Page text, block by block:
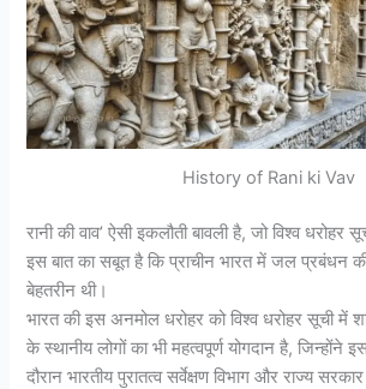
History of Rani ki Vav
रानी की वाव’ ऐसी इकलौती बावली है, जो विश्व धरोहर
इस बात का सबूत है कि प्राचीन भारत में जल प्रबंधन
बेहतरीन थी।
भारत की इस अनमोल धरोहर को विश्व धरोहर सूची में
के स्थानीय लोगों का भी महत्वपूर्ण योगदान है, जिन्होंने
दौरान भारतीय पुरातत्व सर्वेक्षण विभाग और राज्य